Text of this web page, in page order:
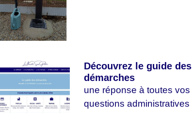
Découvrez le guide des
démarches
une réponse à toutes vos
questions administratives